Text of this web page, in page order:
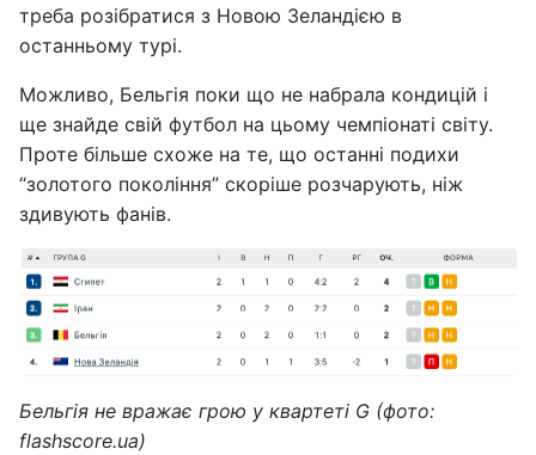
треба розібратися з Новою Зеландією в
останньому турі.
Можливо, Бельгія поки що не набрала кондицій і
ще знайде свій футбол на цьому чемпіонаті світу.
Проте більше схоже на те, що останні подихи
“золотого покоління” скоріше розчарують, ніж
здивують фанів.
Бельгія не вражає грою у квартеті G (фото:
flashscore.uа)